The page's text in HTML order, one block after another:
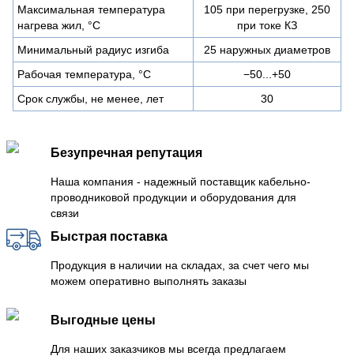
Максимальная температура
нагрева жил, °C
105 при перегрузке, 250
при токе КЗ
Минимальный радиус изгиба
25 наружных диаметров
Рабочая температура, °C
−50...+50
Срок службы, не менее, лет
30
Безупречная репутация
Наша компания - надежный поставщик кабельно-
проводниковой продукции и оборудования для
связи
Быстрая поставка
Продукция в наличии на складах, за счет чего мы
можем оперативно выполнять заказы
Выгодные цены
Для наших заказчиков мы всегда предлагаем